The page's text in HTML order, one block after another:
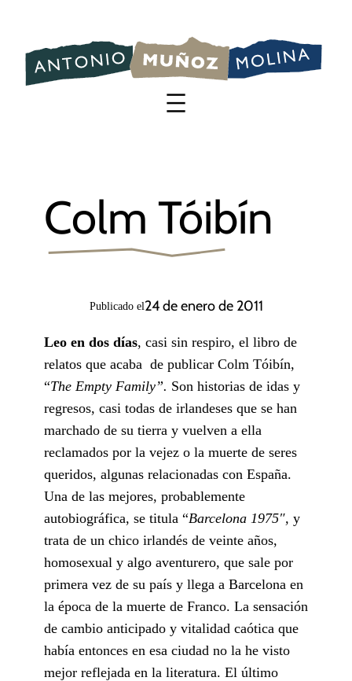
contenido
Colm Tóibín
Publicado el24 de enero de 2011
Leo en dos días, casi sin respiro, el libro de
relatos que acaba de publicar Colm Tóibín,
“The Empty Family”. Son historias de idas y
regresos, casi todas de irlandeses que se han
marchado de su tierra y vuelven a ella
reclamados por la vejez o la muerte de seres
queridos, algunas relacionadas con España.
Una de las mejores, probablemente
autobiográfica, se titula “Barcelona 1975″, y
trata de un chico irlandés de veinte años,
homosexual y algo aventurero, que sale por
primera vez de su país y llega a Barcelona en
la época de la muerte de Franco. La sensación
de cambio anticipado y vitalidad caótica que
había entonces en esa ciudad no la he visto
mejor reflejada en la literatura. El último